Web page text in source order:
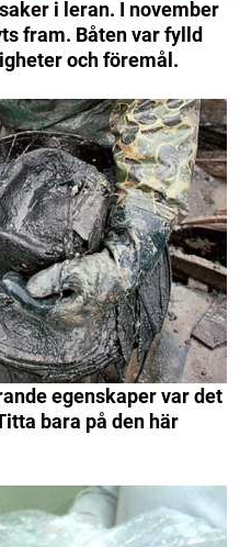
i leran. I november
fram. Båten var fylld
och föremål.
egenskaper var det
bara på den här